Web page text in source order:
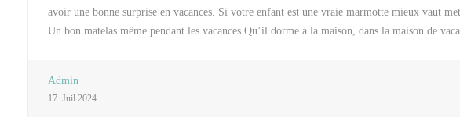
avoir une bonne surprise en vacances. Si votre enfant est une vraie marmotte mieux vaut
Un bon matelas même pendant les vacances Qu’il dorme à la maison, dans la maison de
habituel il faut penser à adapter le couchage en été. Si le matelas est dispose de deux faces
Admin
17. Juil 2024